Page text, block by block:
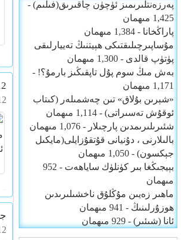
2012-
2012-
2012-
پەرزەنتلىرىمىز ئۈچۈن چاقىرىق(فىلىم) -
1,425 مىھمان
پاراڭخانا - 1,384 مىھمان
مۇساپىرچىلىقتىكى ھېيتنىڭ تەييارلىقى
پۈتۈپ قالدى - 1,300 مىھمان
بەش مىڭ سوم پۇل تاپقىڭىز بارمۇ؟! -
1,171 مىھمان
«شېرىن بۇلاق» تىن چەشمىلەر (كىتاب
ئوقۇش تەسىراتى) - 1,114 مىھمان
شئىرىلىرىمدىن پارچىلار - 1,076 مىھمان
بالىلارنى ، دۇنيانى قۇتقۇزايلى(مايكىل
جېكسون) - 1,050 مىھمان
بېيجىڭغا بىر كۈنلۈك ساياھەت
- 952
مىھمان
ماھىر زەيىن مۇڭلۇق ناخشىلىرىدىن
ھوزۇرلىنىڭ - 941 مىھمان
ئانا (شىئىر) - 929 مىھمان